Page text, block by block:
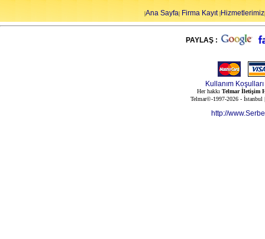
|Ana Sayfa| Firma Kayıt|Hizmetlerimiz|
PAYLAŞ :
Kullanım Koşulları
Her hakkı Telmar İletişim
Telmar©-1997-2026 -
http://